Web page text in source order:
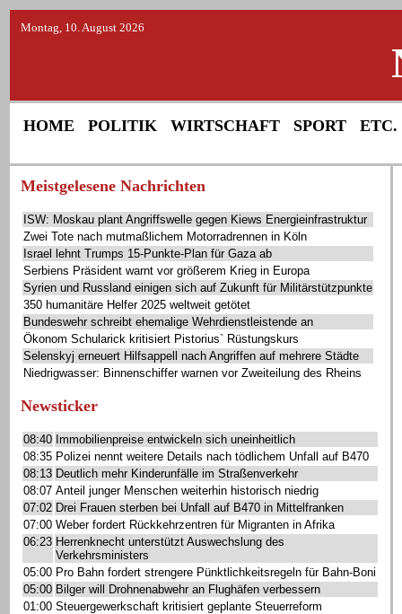
Montag, 10. August 2026
HOME POLITIK WIRTSCHAFT SPORT ETC.
Meistgelesene Nachrichten
ISW: Moskau plant Angriffswelle gegen Kiews Energieinfrastruktur
Zwei Tote nach mutmaßlichem Motorradrennen in Köln
Israel lehnt Trumps 15-Punkte-Plan für Gaza ab
Serbiens Präsident warnt vor größerem Krieg in Europa
Syrien und Russland einigen sich auf Zukunft für Militärstützpunkte
350 humanitäre Helfer 2025 weltweit getötet
Bundeswehr schreibt ehemalige Wehrdienstleistende an
Ökonom Schularick kritisiert Pistorius` Rüstungskurs
Selenskyj erneuert Hilfsappell nach Angriffen auf mehrere Städte
Niedrigwasser: Binnenschiffer warnen vor Zweiteilung des Rheins
Newsticker
08:40 Immobilienpreise entwickeln sich uneinheitlich
08:35 Polizei nennt weitere Details nach tödlichem Unfall auf B470
08:13 Deutlich mehr Kinderunfälle im Straßenverkehr
08:07 Anteil junger Menschen weiterhin historisch niedrig
07:02 Drei Frauen sterben bei Unfall auf B470 in Mittelfranken
07:00 Weber fordert Rückkehrzentren für Migranten in Afrika
06:23 Herrenknecht unterstützt Auswechslung des
Verkehrsministers
05:00 Pro Bahn fordert strengere Pünktlichkeitsregeln für Bahn-Boni
05:00 Bilger will Drohnenabwehr an Flughäfen verbessern
01:00 Steuergewerkschaft kritisiert geplante Steuerreform